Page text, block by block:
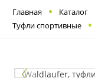
Главная Каталог
Туфли спортивные